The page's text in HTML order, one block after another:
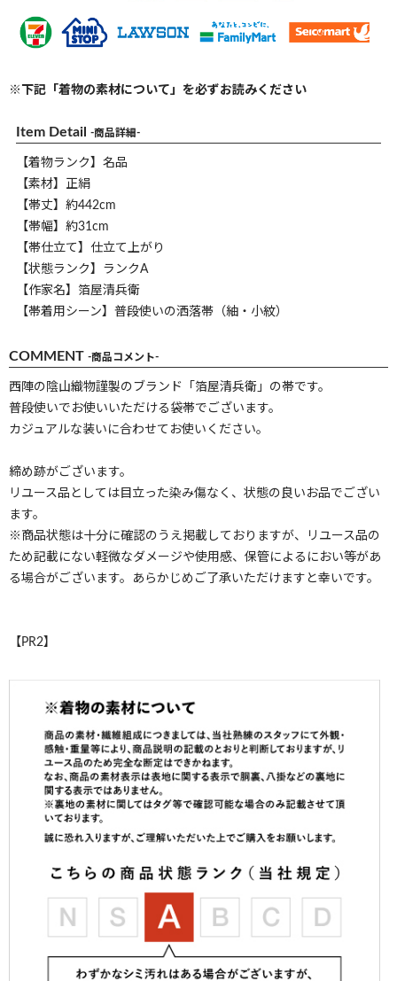
※下記「着物の素材について」を必ずお読みください
Item Detail -商品詳細-
【着物ランク】名品
【素材】正絹
【帯丈】約442cm
【帯幅】約31cm
【帯仕立て】仕立て上がり
【状態ランク】ランクA
【作家名】箔屋清兵衛
【帯着用シーン】普段使いの洒落帯（紬・小紋）
COMMENT -商品コメント-
西陣の陰山織物謹製のブランド「箔屋清兵衛」の帯です。
普段使いでお使いいただける袋帯でございます。
カジュアルな装いに合わせてお使いください。
締め跡がございます。
リユース品としては目立った染み傷なく、状態の良いお品でござい
ます。
※商品状態は十分に確認のうえ掲載しておりますが、リユース品の
ため記載にない軽微なダメージや使用感、保管によるにおい等があ
る場合がございます。あらかじめご了承いただけますと幸いです。
【PR2】